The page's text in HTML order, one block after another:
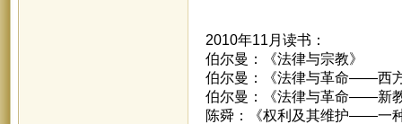
2010年11月读书：
伯尔曼：《法律与宗教》
伯尔曼：《法律与革命——西
伯尔曼：《法律与革命——新
陈舜：《权利及其维护——一